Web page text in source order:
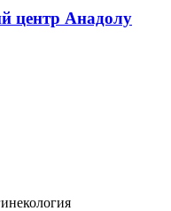
центр Анадолу